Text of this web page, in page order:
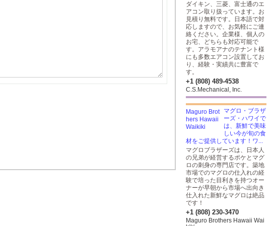
ダイキン、三菱、富士通のエ
アコン取り扱っています。お
見積り無料です。日本語で対
応しますので、お気軽にご連
絡ください。企業様、個人の
お宅、どちらも対応可能で
す。アラモアナのテナント様
にも多数エアコン設置してお
り、経験・実績共に豊富で
す。
+1 (808) 489-4538
C.S.Mechanical, Inc.
マグロ・ブラザ
ーズ・ハワイで
は、新鮮で美味
しい今が旬の食
材をご提供しています！ワ...
マグロブラザーズは、日本人
の兄弟が経営するポケとマグ
ロの刺身の専門店です。築地
市場でのマグロの仕入れの経
験で培った目利きを持つオー
ナーが早朝から市場へ出向き
仕入れた新鮮なマグロは絶品
です！
+1 (808) 230-3470
Maguro Brothers Hawaii Wai